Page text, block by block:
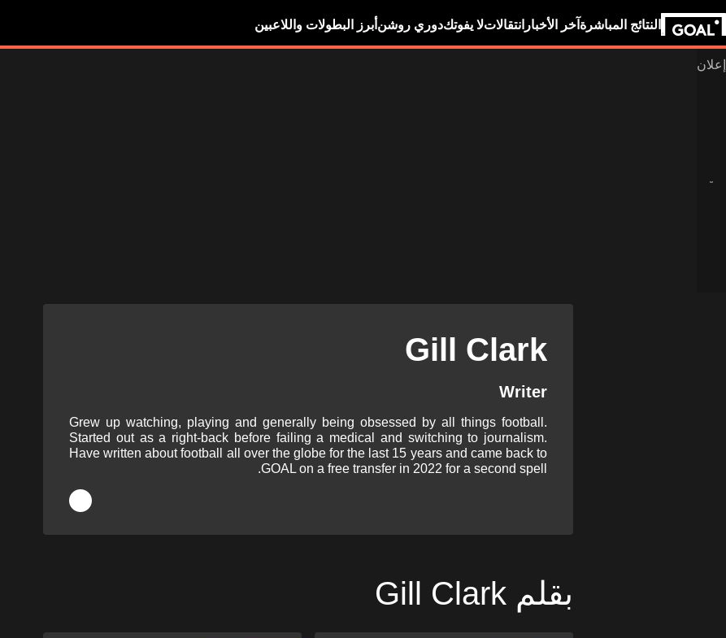
النتائج المباشرة آخر الأخبار انتقالاتلا يفوتكدوري روشن أبرز البطولات واللاعبين
Gill Clark
Writer
Grew up watching, playing and generally being obsessed by all things football.
Started out as a right-back before failing a medical and switching to journalism.
Have written about football all over the globe for the last 15 years and came back to
GOAL on a free transfer in 2022 for a second spell.
بقلم Gill Clark